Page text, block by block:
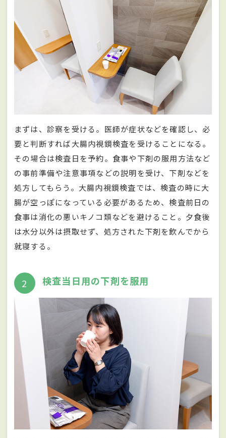
まずは、診察を受ける。医師が症状などを確認し、必
要と判断すれば大腸内視鏡検査を受けることになる。
その場合は検査日を予約。食事や下剤の服用方法など
の事前準備や注意事項などの説明を受け、下剤などを
処方してもらう。大腸内視鏡検査では、検査の時に大
腸が空っぽになっている必要があるため、検査前日の
食事は消化の悪いキノコ類などを避けること。夕食後
は水分以外は摂取せず、処方された下剤を飲んでから
就寝する。
2 検査当日用の下剤を服用